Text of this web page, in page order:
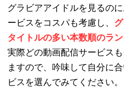
グラビアアイドルを見るの
ービスをコスパも考慮し、
タイトルの多い本数順のラ
実際どの動画配信サービス
ますので、吟味して自分に
ビスを選んでみてください。